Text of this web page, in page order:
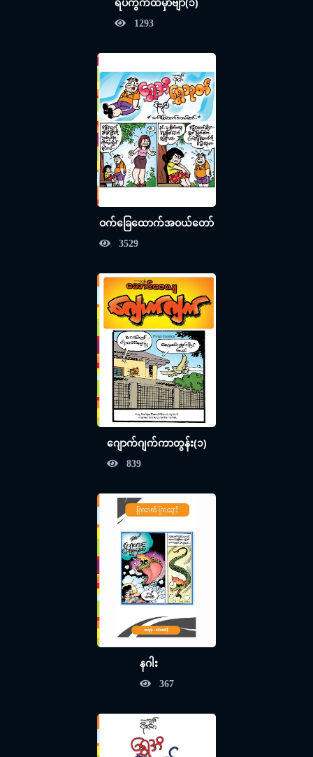
ရပ်ကွက်ထဲမှာဗျာ(၁)
1293
ဝက်ခြေထောက်အဝယ်တော်
3529
ဂျောက်ဂျက်ကာတွန်း(၁)
839
နဂါး
367